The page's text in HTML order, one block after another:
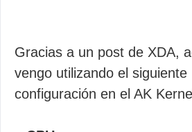
Gracias a un post de XDA,
vengo utilizando el siguiente
configuración en el AK Kernel